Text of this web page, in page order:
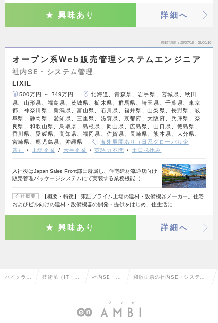
興味あり 詳細へ
掲載期間 26/07/16～26/08/19
オープン系Web販売管理システムエンジニア
社内SE・システム管理
LIXIL
500万円 ～ 749万円
北海道、青森県、岩手県、宮城県、秋田
県、山形県、福島県、茨城県、栃木県、群馬県、埼玉県、千葉県、東京
都、神奈川県、新潟県、富山県、石川県、福井県、山梨県、長野県、岐
阜県、静岡県、愛知県、三重県、滋賀県、京都府、大阪府、兵庫県、奈
良県、和歌山県、鳥取県、島根県、岡山県、広島県、山口県、徳島県、
香川県、愛媛県、高知県、福岡県、佐賀県、長崎県、熊本県、大分県、
宮崎県、鹿児島県、沖縄県
海外展開あり（日系グローバル企
業）
上場企業 大手企業 英語力不問 土日祝休み
入社後はJapan Sales Front部に所属し、住宅建材流通店向け
販売管理パッケージシステムにて実装する業務機能（…
会社概要
【概要・特徴】 東証プライム上場の建材・設備機器メーカー。住宅
およびビル向けの建材・設備機器の開発・提供をはじめ、住生活に…
興味あり 詳細へ
ハイクラス 技術系（IT・W 社内SE・シ 和歌山県の社内SE・システム